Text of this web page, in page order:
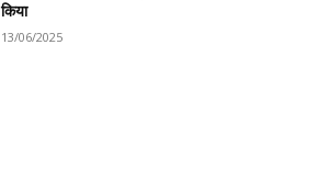
किया
13/06/2025